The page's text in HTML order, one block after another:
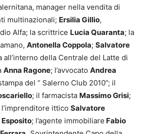
manager nella vendita di
multinazionali; Ersilia Gillio,
Alfa; la scrittrice Lucia Quaranta; la
Antonella Coppola; Salvatore
all’interno della Centrale del Latte di
Anna Ragone; l’avvocato Andrea
del “ Salerno Club 2010”; il
; il farmacista Massimo Grisi;
l’imprenditore ittico Salvatore
Esposito; l’agente immobiliare Fabio